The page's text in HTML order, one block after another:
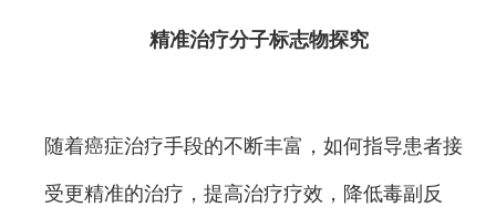
精准治疗分子标志物探究
随着癌症治疗手段的不断丰富，如何指导患者接
受更精准的治疗，提高治疗疗效，降低毒副反